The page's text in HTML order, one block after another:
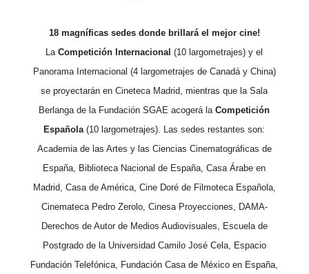
18 magníficas sedes donde brillará el mejor cine!
LaCompetición Internacional (10 largometrajes) y el
Panorama Internacional (4 largometrajes de Canadá y China)
se proyectarán en Cineteca Madrid, mientras que la Sala
Berlanga de la Fundación SGAE acogerá laCompetición
Española (10 largometrajes). Las sedes restantes son:
Academia de las Artes y las Ciencias Cinematográficas de
España, Biblioteca Nacional de España, Casa Árabe en
Madrid, Casa de América, Cine Doré de Filmoteca Española,
Cinemateca Pedro Zerolo, Cinesa Proyecciones, DAMA-
Derechos de Autor de Medios Audiovisuales, Escuela de
Postgrado de la Universidad Camilo José Cela, Espacio
Fundación Telefónica, Fundación Casa de México en España,